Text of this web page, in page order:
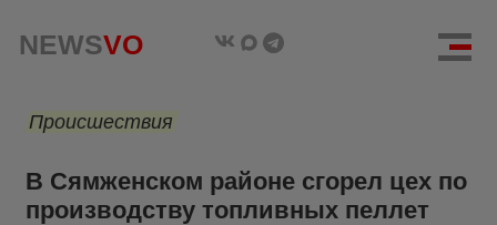
NEWSVO
Происшествия
В Сямженском районе сгорел цех по
производству топливных пеллет